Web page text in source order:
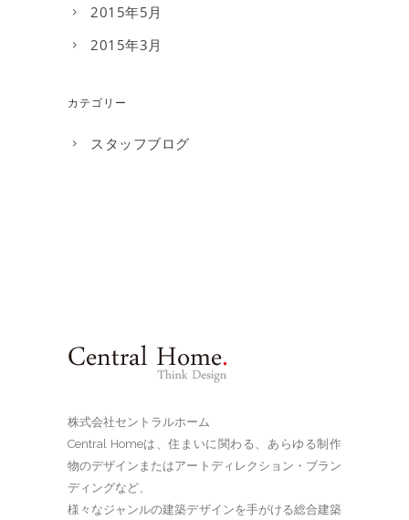
2015年5月
2015年3月
カテゴリー
スタッフブログ
株式会社セントラルホーム
Central Homeは、住まいに関わる、あらゆる制作
物のデザインまたはアートディレクション・ブラン
ディングなど、
様々なジャンルの建築デザインを手がける総合建築